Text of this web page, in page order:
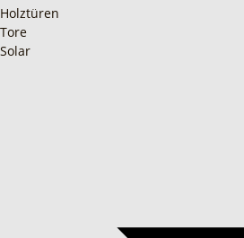
Holztüren
Tore
Solar